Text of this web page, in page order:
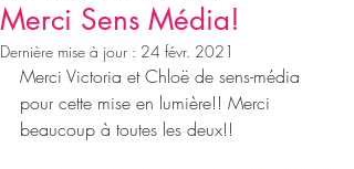
Merci Sens Média!
Dernière mise à jour : 24 févr. 2021
Merci Victoria et Chloë de sens-média
pour cette mise en lumière!! Merci
beaucoup à toutes les deux!!